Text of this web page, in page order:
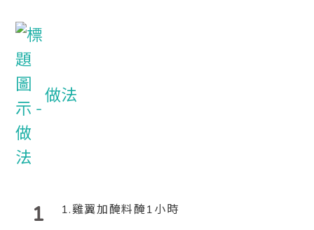
做法
1
1.雞翼加醃料醃1小時